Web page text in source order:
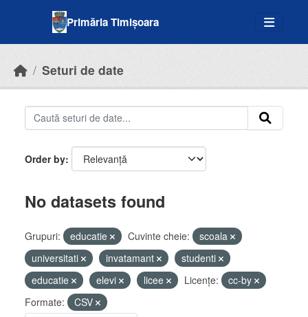
Primăria Timișoara
Seturi de date
Order by
No datasets found
Grupuri: educatie Cuvinte cheie:
scoala
universitati
invatamant
studenti
educatie
elevi licee Licenţe:
cc-by
Formate:
CSV